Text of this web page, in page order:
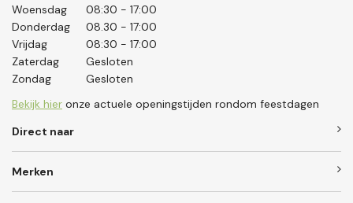
Woensdag
08:30 - 17:00
Donderdag
08.30 - 17:00
Vrijdag
08:30 - 17:00
Zaterdag
Gesloten
Zondag
Gesloten
Bekijk hier onze actuele openingstijden rondom feestdagen
Direct naar
Merken